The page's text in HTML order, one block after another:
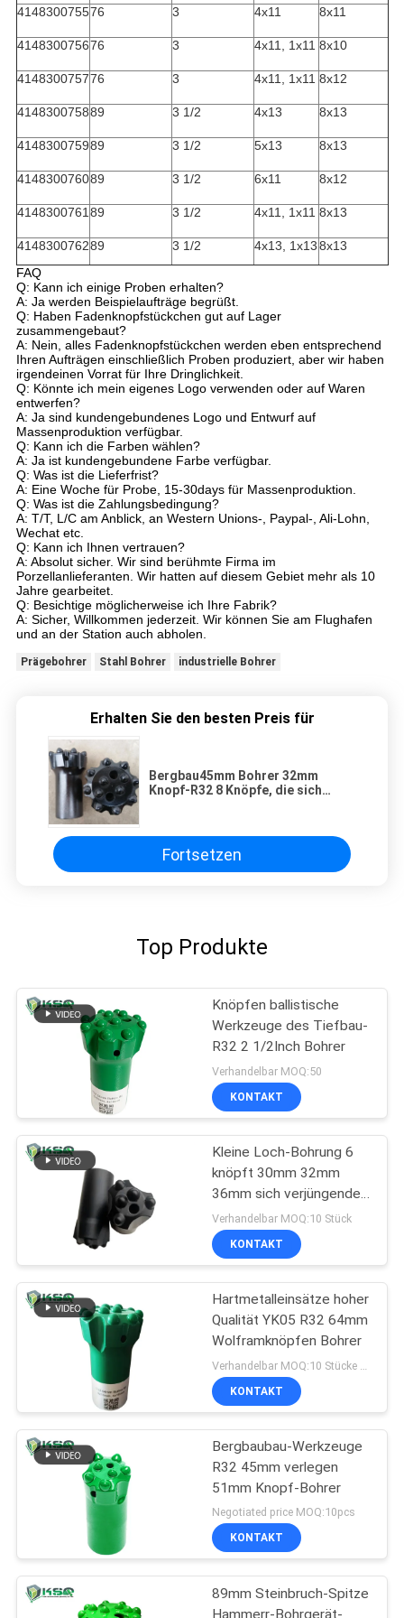
414830075576 3 4x11 8x11
414830075676 3 4x11, 1x11 8x10
414830075776 3 4x11, 1x11 8x12
414830075889 3 1/2 4x13 8x13
414830075989 3 1/2 5x13 8x13
414830076089 3 1/2 6x11 8x12
414830076189 3 1/2 4x11, 1x11 8x13
414830076289 3 1/2 4x13, 1x138x13
FAQ
Q: Kann ich einige Proben erhalten?
A: Ja werden Beispielaufträge begrüßt.
Q: Haben Fadenknopfstückchen gut auf Lager
zusammengebaut?
A: Nein, alles Fadenknopfstückchen werden eben entsprechend
Ihren Aufträgen einschließlich Proben produziert, aber wir haben
irgendeinen Vorrat für Ihre Dringlichkeit.
Q: Könnte ich mein eigenes Logo verwenden oder auf Waren
entwerfen?
A: Ja sind kundengebundenes Logo und Entwurf auf
Massenproduktion verfügbar.
Q: Kann ich die Farben wählen?
A: Ja ist kundengebundene Farbe verfügbar.
Q: Was ist die Lieferfrist?
A: Eine Woche für Probe, 15-30days für Massenproduktion.
Q: Was ist die Zahlungsbedingung?
A: T/T, L/C am Anblick, an Western Unions-, Paypal-, Ali-Lohn,
Wechat etc.
Q: Kann ich Ihnen vertrauen?
A: Absolut sicher. Wir sind berühmte Firma im
Porzellanlieferanten. Wir hatten auf diesem Gebiet mehr als 10
Jahre gearbeitet.
Q: Besichtige möglicherweise ich Ihre Fabrik?
A: Sicher, Willkommen jederzeit. Wir können Sie am Flughafen
und an der Station auch abholen.
Prägebohrer Stahl Bohrer industrielle Bohrer
Erhalten Sie den besten Preis für
Bergbau45mm Bohrer 32mm
Knopf-R32 8 Knöpfe, die sich
Fortsetzen
Top Produkte
Knöpfen ballistische
Werkzeuge des Tiefbau-
R32 2 1/2Inch Bohrer
Verhandelbar MOQ:50
KONTAKT
Kleine Loch-Bohrung 6
knöpft 30mm 32mm
36mm sich verjüngenden
Knopf-Bohrer
Verhandelbar MOQ:10 Stück
KONTAKT
Hartmetalleinsätze hoher
Qualität YK05 R32 64mm
Wolframknöpfen Bohrer
KONTAKT
Bergbaubau-Werkzeuge
R32 45mm verlegen
51mm Knopf-Bohrer
Negotiated price MOQ:10pcs
KONTAKT
89mm Steinbruch-Spitze
Hammerr-Bohrgerät-